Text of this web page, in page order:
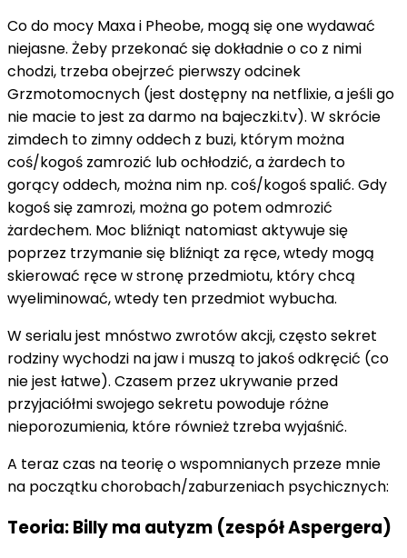
Co do mocy Maxa i Pheobe, mogą się one wydawać
niejasne. Żeby przekonać się dokładnie o co z nimi
chodzi, trzeba obejrzeć pierwszy odcinek
Grzmotomocnych (jest dostępny na netflixie, a jeśli go
nie macie to jest za darmo na bajeczki.tv). W skrócie
zimdech to zimny oddech z buzi, którym można
coś/kogoś zamrozić lub ochłodzić, a żardech to
gorący oddech, można nim np. coś/kogoś spalić. Gdy
kogoś się zamrozi, można go potem odmrozić
żardechem. Moc bliźniąt natomiast aktywuje się
poprzez trzymanie się bliźniąt za ręce, wtedy mogą
skierować ręce w stronę przedmiotu, który chcą
wyeliminować, wtedy ten przedmiot wybucha.
W serialu jest mnóstwo zwrotów akcji, często sekret
rodziny wychodzi na jaw i muszą to jakoś odkręcić (co
nie jest łatwe). Czasem przez ukrywanie przed
przyjaciółmi swojego sekretu powoduje różne
nieporozumienia, które również tzreba wyjaśnić.
A teraz czas na teorię o wspomnianych przeze mnie
na początku chorobach/zaburzeniach psychicznych:
Teoria: Billy ma autyzm (zespół Aspergera)